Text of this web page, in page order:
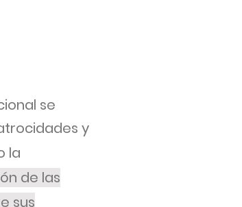
se
y
la
de las
sus